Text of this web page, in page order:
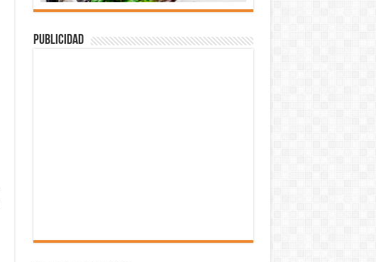
Publicidad